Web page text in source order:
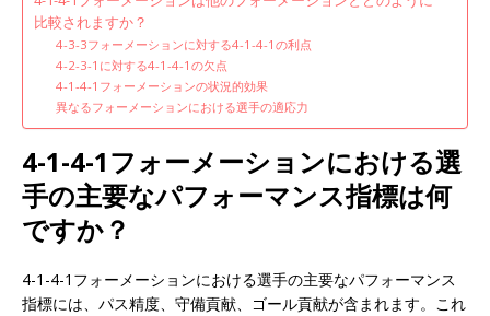
比較されますか？
4-3-3フォーメーションに対する4-1-4-1の利点
4-2-3-1に対する4-1-4-1の欠点
4-1-4-1フォーメーションの状況的効果
異なるフォーメーションにおける選手の適応力
4-1-4-1フォーメーションにおける選
手の主要なパフォーマンス指標は何
ですか？
4-1-4-1フォーメーションにおける選手の主要なパフォーマンス
指標には、パス精度、守備貢献、ゴール貢献が含まれます。これ